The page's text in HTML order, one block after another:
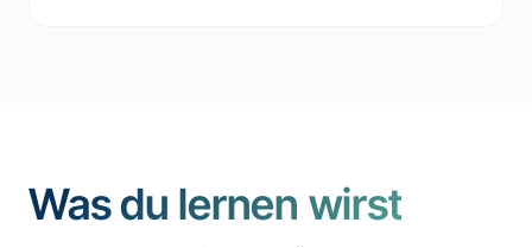
Was du lernen wirst